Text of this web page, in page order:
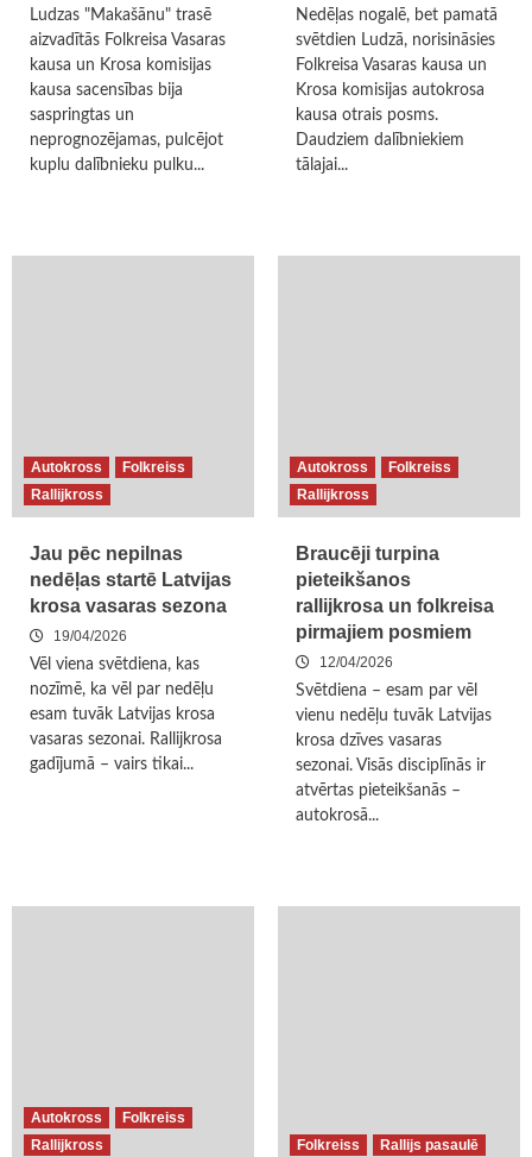
Ludzas "Makašānu" trasē
aizvadītās Folkreisa Vasaras
kausa un Krosa komisijas
kausa sacensības bija
saspringtas un
neprognozējamas, pulcējot
kuplu dalībnieku pulku...
Nedēļas nogalē, bet pamatā
svētdien Ludzā, norisināsies
Folkreisa Vasaras kausa un
Krosa komisijas autokrosa
kausa otrais posms.
Daudziem dalībniekiem
tālajai...
Autokross
Folkreiss
Rallijkross
Jau pēc nepilnas
nedēļas startē Latvijas
krosa vasaras sezona
19/04/2026
Vēl viena svētdiena, kas
nozīmē, ka vēl par nedēļu
esam tuvāk Latvijas krosa
vasaras sezonai. Rallijkrosa
gadījumā – vairs tikai...
Autokross
Folkreiss
Rallijkross
Braucēji turpina
pieteikšanos
rallijkrosa un folkreisa
pirmajiem posmiem
12/04/2026
Svētdiena – esam par vēl
vienu nedēļu tuvāk Latvijas
krosa dzīves vasaras
sezonai. Visās disciplīnās ir
atvērtas pieteikšanās –
autokrosā...
Autokross
Folkreiss
Rallijkross
Folkreiss Rallijs pasaulē